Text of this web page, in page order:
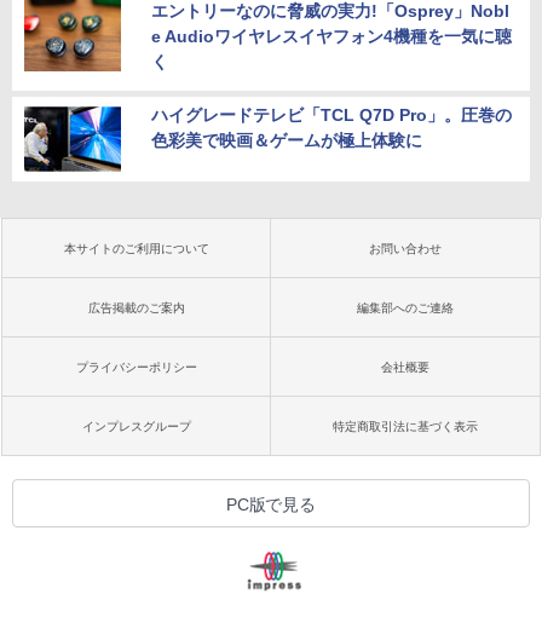
エントリーなのに脅威の実力!「Osprey」Nobl
e Audioワイヤレスイヤフォン4機種を一気に聴
く
ハイグレードテレビ「TCL Q7D Pro」。圧巻の
色彩美で映画＆ゲームが極上体験に
本サイトのご利用について お問い合わせ
広告掲載のご案内 編集部へのご連絡
プライバシーポリシー 会社概要
インプレスグループ 特定商取引法に基づく表示
PC版で見る